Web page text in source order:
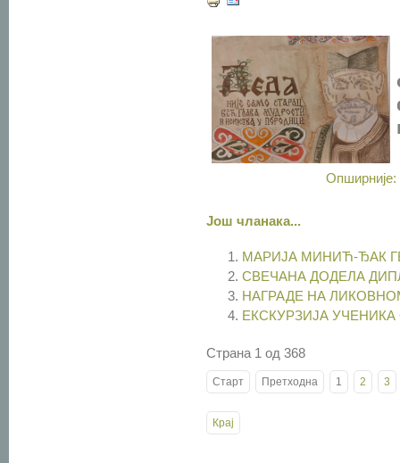
Још чланака...
МАРИЈА МИНИЋ-ЂАК
СВЕЧАНА ДОДЕЛА
НАГРАДЕ НА
ЕКСКУРЗИЈА
Страна 1 од 368
Старт Претходна 1 2 3
Крај